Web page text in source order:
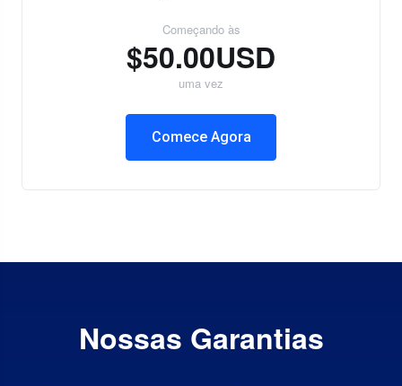
Começando às
$50.00USD
uma vez
Comece Agora
Nossas Garantias